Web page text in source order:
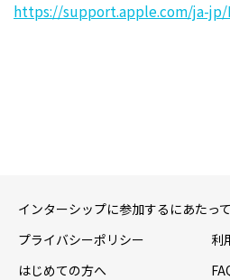
https://support.apple.com/ja-jp/
インターシップに参加するにあたって
プライバシーポリシー
利
はじめての方へ